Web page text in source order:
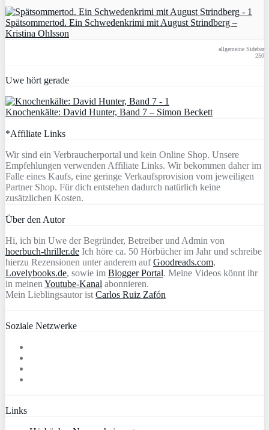
Spätsommertod. Ein Schwedenkrimi mit August Strindberg –
Kristina Ohlsson
allgemeine Sidebar
250
Uwe hört gerade
Knochenkälte: David Hunter, Band 7 – Simon Beckett
*Affiliate Links
Wir sind ein Verbraucherportal und kein Online Shop. Unsere
Empfehlungen verwenden Affiliate Links. Wir bekommen daher im
Falle eines Kaufs, eine geringe Verkaufsprovision vom jeweiligen
Partner Shop. Für dich entstehen dadurch natürlich keine
zusätzlichen Kosten.
Über den Autor
Hi, ich bin Uwe der Begründer, Betreiber und Admin von
hoerbuch-thriller.de Ich höre ca. 50 Hörbücher im Jahr und schreibe
hierzu Rezensionen unter anderem aufGoodreads.com,
Lovelybooks.de, sowie im Blogger Portal. Meine Videos könnt ihr
in meinen Youtube-Kanal abonnieren.
Mein Lieblingsautor ist Carlos Ruiz Zafón
Soziale Netzwerke
Links